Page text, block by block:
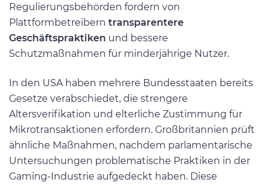
Regulierungsbehörden fordern von
Plattformbetreibern transparentere
Geschäftspraktiken und bessere
Schutzmaßnahmen für minderjährige Nutzer.
In den USA haben mehrere Bundesstaaten bereits
Gesetze verabschiedet, die strengere
Altersverifikation und elterliche Zustimmung für
Mikrotransaktionen erfordern. Großbritannien prüft
ähnliche Maßnahmen, nachdem parlamentarische
Untersuchungen problematische Praktiken in der
Gaming-Industrie aufgedeckt haben. Diese